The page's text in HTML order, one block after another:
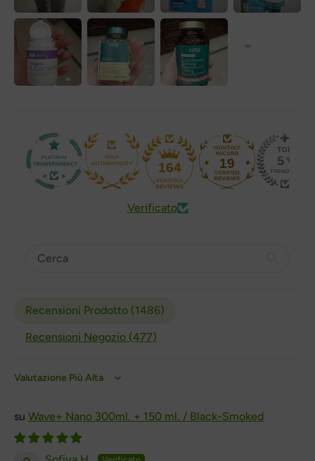
164 19
Verificato
Recensioni Prodotto (1486)
Recensioni Negozio (477)
Sort by
Wave+ Nano 300ml. + 150 ml. / Black-Smoked